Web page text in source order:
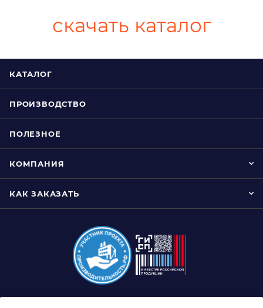
скачать каталог
КАТАЛОГ
ПРОИЗВОДСТВО
ПОЛЕЗНОЕ
КОМПАНИЯ
КАК ЗАКАЗАТЬ